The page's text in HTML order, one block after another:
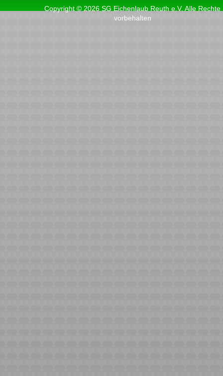
Copyright © 2026 SG Eichenlaub Reuth e.V. Alle Rechte
vorbehalten